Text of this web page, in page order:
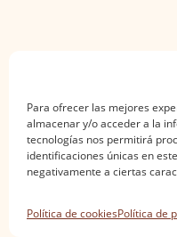
Para ofrecer las mejores
almacenar y/o acceder a la
tecnologías nos permitirá
identificaciones únicas en
negativamente a ciertas
Política de cookiesPolítica de
Aviso